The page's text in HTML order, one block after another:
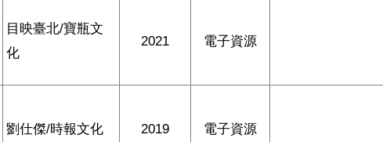
目映臺北/寶瓶文
化
2021 電子資源
劉仕傑/時報文化 2019 電子資源